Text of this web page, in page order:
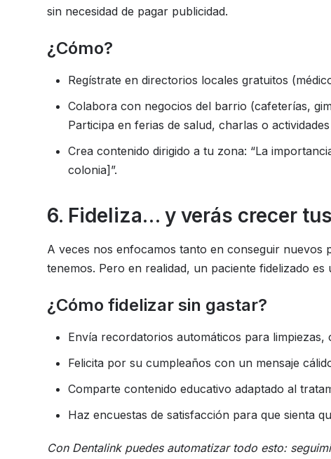
sin necesidad de pagar publicidad.
¿Cómo?
Regístrate en directorios locales gratuitos
Colabora con negocios del barrio (cafeterías,
Participa en ferias de salud, charlas o
Crea contenido dirigido a tu zona: “La
colonia]”.
6. Fideliza… y verás crecer
A veces nos enfocamos tanto en conseguir nuevos
tenemos. Pero en realidad, un paciente fidelizado
¿Cómo fidelizar sin gastar?
Envía recordatorios automáticos para limpiezas,
Felicita por su cumpleaños con un mensaje
Comparte contenido educativo adaptado al
Haz encuestas de satisfacción para que sienta
Con Dentalink puedes automatizar todo esto: